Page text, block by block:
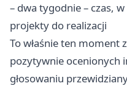
– dwa tygodnie – czas,
projekty do realizacji
To właśnie ten moment
pozytywnie ocenionych
głosowaniu